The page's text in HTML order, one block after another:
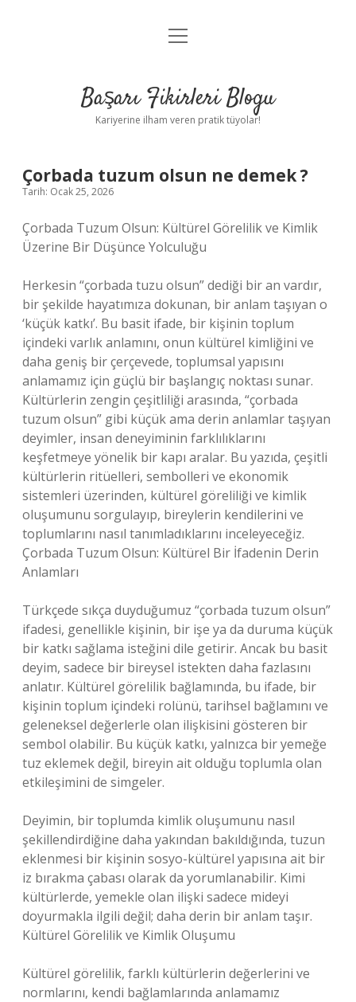
Anasayfa
Yasal Uyarı
menüyü
Başarı Fikirleri Blogu
Kariyerine ilham veren pratik tüyolar!
Çorbada tuzum olsun ne demek ?
Tarih: Ocak 25, 2026
Çorbada Tuzum Olsun: Kültürel Görelilik ve Kimlik
Üzerine Bir Düşünce Yolculuğu
Herkesin “çorbada tuzu olsun” dediği bir an vardır,
bir şekilde hayatımıza dokunan, bir anlam taşıyan o
‘küçük katkı’. Bu basit ifade, bir kişinin toplum
içindeki varlık anlamını, onun kültürel kimliğini ve
daha geniş bir çerçevede, toplumsal yapısını
anlamamız için güçlü bir başlangıç noktası sunar.
Kültürlerin zengin çeşitliliği arasında, “çorbada
tuzum olsun” gibi küçük ama derin anlamlar taşıyan
deyimler, insan deneyiminin farklılıklarını
keşfetmeye yönelik bir kapı aralar. Bu yazıda, çeşitli
kültürlerin ritüelleri, sembolleri ve ekonomik
sistemleri üzerinden, kültürel göreliliği ve kimlik
oluşumunu sorgulayıp, bireylerin kendilerini ve
toplumlarını nasıl tanımladıklarını inceleyeceğiz.
Çorbada Tuzum Olsun: Kültürel Bir İfadenin Derin
Anlamları
Türkçede sıkça duyduğumuz “çorbada tuzum olsun”
ifadesi, genellikle kişinin, bir işe ya da duruma küçük
bir katkı sağlama isteğini dile getirir. Ancak bu basit
deyim, sadece bir bireysel istekten daha fazlasını
anlatır. Kültürel görelilik bağlamında, bu ifade, bir
kişinin toplum içindeki rolünü, tarihsel bağlamını ve
geleneksel değerlerle olan ilişkisini gösteren bir
sembol olabilir. Bu küçük katkı, yalnızca bir yemeğe
tuz eklemek değil, bireyin ait olduğu toplumla olan
etkileşimini de simgeler.
Deyimin, bir toplumda kimlik oluşumunu nasıl
şekillendirdiğine daha yakından bakıldığında, tuzun
eklenmesi bir kişinin sosyo-kültürel yapısına ait bir
iz bırakma çabası olarak da yorumlanabilir. Kimi
kültürlerde, yemekle olan ilişki sadece mideyi
doyurmakla ilgili değil; daha derin bir anlam taşır.
Kültürel Görelilik ve Kimlik Oluşumu
Kültürel görelilik, farklı kültürlerin değerlerini ve
normlarını, kendi bağlamlarında anlamamız